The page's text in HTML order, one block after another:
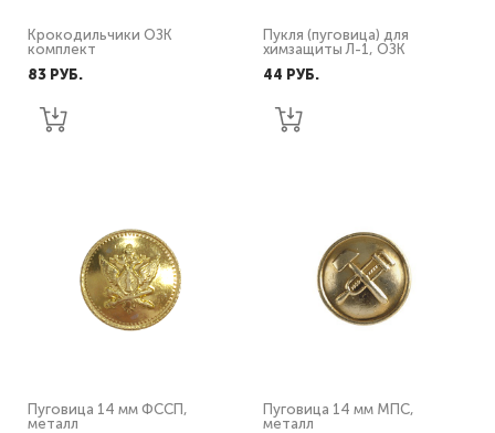
Крокодильчики ОЗК
комплект
83 PУБ.
Пукля (пуговица) для
химзащиты Л-1, ОЗК
44 PУБ.
Пуговица 14 мм ФССП,
металл
Пуговица 14 мм МПС,
металл